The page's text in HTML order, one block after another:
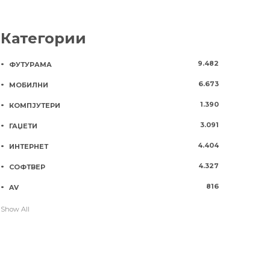
Категории
ФУТУРАМА 9.482
МОБИЛНИ 6.673
КОМПЈУТЕРИ 1.390
ГАЏЕТИ 3.091
ИНТЕРНЕТ 4.404
СОФТВЕР 4.327
AV 816
Show All